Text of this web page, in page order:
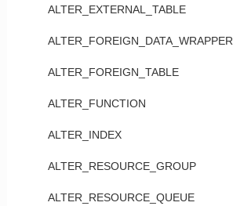
ALTER_EXTERNAL_TABLE
ALTER_FOREIGN_DATA_WRAPPER
ALTER_FOREIGN_TABLE
ALTER_FUNCTION
ALTER_INDEX
ALTER_RESOURCE_GROUP
ALTER_RESOURCE_QUEUE